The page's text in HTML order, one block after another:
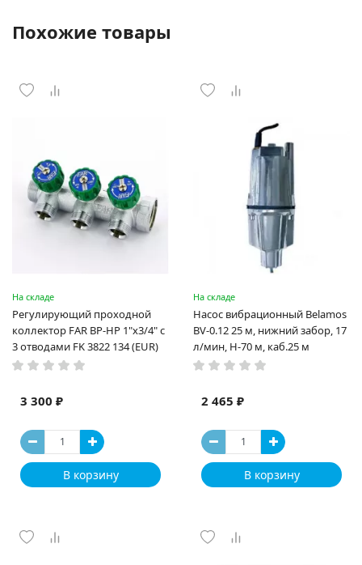
Похожие товары
На складе
Регулирующий проходной
коллектор FAR ВР-НР 1"х3/4" с
3 отводами FK 3822 134 (EUR)
3 300 ₽
В корзину
На складе
Насос вибрационный Belamos
BV-0.12 25 м, нижний забор, 17
л/мин, Н-70 м, каб.25 м
2 465 ₽
В корзину